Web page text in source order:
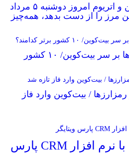
قیمت تتر، بیت‌کوین و اتریوم امروز دوشنبه ۵ مرداد
این مرز را از دست بدهد، همه‌چیز
رقابت پنهان دولت‌ها بر سر بیت‌کوین/ ۱۰ کشور
رمزارزها / بیت‌کوین وارد فاز
تحلیل سرمایه با نرم افزار CRM پارس